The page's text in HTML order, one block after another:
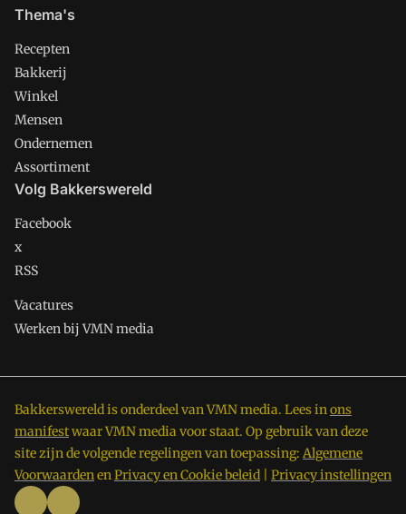
Thema's
Recepten
Bakkerij
Winkel
Mensen
Ondernemen
Assortiment
Volg Bakkerswereld
Facebook
x
RSS
Vacatures
Werken bij VMN media
Bakkerswereld is onderdeel van VMN media. Lees inons
manifestwaar VMN media voor staat. Op gebruik van deze
site zijn de volgende regelingen van toepassing: Algemene
VoorwaardenenPrivacy en Cookie beleid Privacy instellingen